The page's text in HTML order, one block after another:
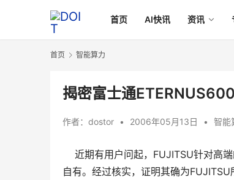
首页 AI快讯 资讯
首页 智能算力
揭密富士通
作者： dostor • 2006年05月13日 • 智能
近期有用户问起，FUJITSU针对高